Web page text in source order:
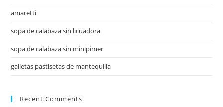
amaretti
sopa de calabaza sin licuadora
sopa de calabaza sin minipimer
galletas pastisetas de mantequilla
Recent Comments